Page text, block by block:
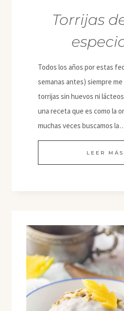
Torrijas
Todos los años por estas
semanas antes) siempre
torrijas sin huevos ni
una receta que es como la
muchas veces buscamos
LEER MÁS